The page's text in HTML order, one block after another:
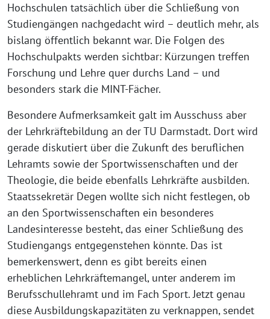
Hochschulen tatsächlich über die Schließung von
Studiengängen nachgedacht wird – deutlich mehr, als
bislang öffentlich bekannt war. Die Folgen des
Hochschulpakts werden sichtbar: Kürzungen treffen
Forschung und Lehre quer durchs Land – und
besonders stark die MINT-Fächer.
Besondere Aufmerksamkeit galt im Ausschuss aber
der Lehrkräftebildung an der TU Darmstadt. Dort wird
gerade diskutiert über die Zukunft des beruflichen
Lehramts sowie der Sportwissenschaften und der
Theologie, die beide ebenfalls Lehrkräfte ausbilden.
Staatssekretär Degen wollte sich nicht festlegen, ob
an den Sportwissenschaften ein besonderes
Landesinteresse besteht, das einer Schließung des
Studiengangs entgegenstehen könnte. Das ist
bemerkenswert, denn es gibt bereits einen
erheblichen Lehrkräftemangel, unter anderem im
Berufsschullehramt und im Fach Sport. Jetzt genau
diese Ausbildungskapazitäten zu verknappen, sendet